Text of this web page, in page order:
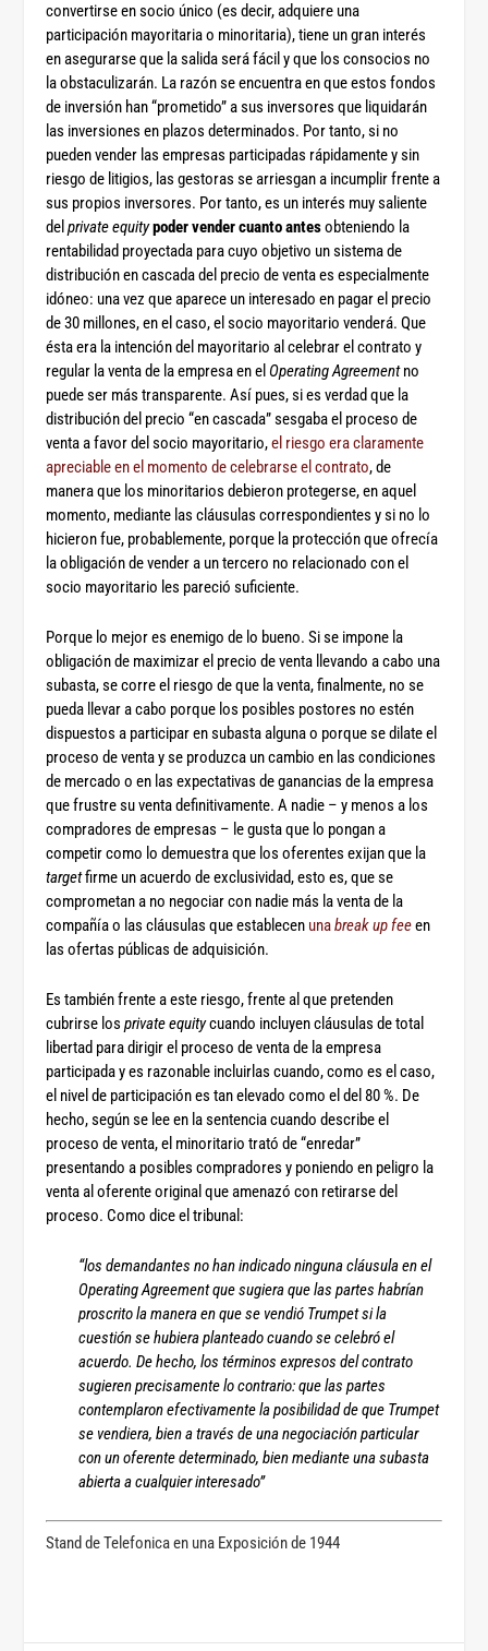
convertirse en socio único (es decir, adquiere una
participación mayoritaria o minoritaria), tiene un gran interés
en asegurarse que la salida será fácil y que los consocios no
la obstaculizarán. La razón se encuentra en que estos fondos
de inversión han “prometido” a sus inversores que liquidarán
las inversiones en plazos determinados. Por tanto, si no
pueden vender las empresas participadas rápidamente y sin
riesgo de litigios, las gestoras se arriesgan a incumplir frente a
sus propios inversores. Por tanto, es un interés muy saliente
delprivate equitypoder vender cuanto antesobteniendo la
rentabilidad proyectada para cuyo objetivo un sistema de
distribución en cascada del precio de venta es especialmente
idóneo: una vez que aparece un interesado en pagar el precio
de 30 millones, en el caso, el socio mayoritario venderá. Que
ésta era la intención del mayoritario al celebrar el contrato y
regular la venta de la empresa en elOperating Agreementno
puede ser más transparente. Así pues, si es verdad que la
distribución del precio “en cascada” sesgaba el proceso de
venta a favor del socio mayoritario,el riesgo era claramente
apreciable en el momento de celebrarse el contrato, de
manera que los minoritarios debieron protegerse, en aquel
momento, mediante las cláusulas correspondientes y si no lo
hicieron fue, probablemente, porque la protección que ofrecía
la obligación de vender a un tercero no relacionado con el
socio mayoritario les pareció suficiente.
Porque lo mejor es enemigo de lo bueno. Si se impone la
obligación de maximizar el precio de venta llevando a cabo una
subasta, se corre el riesgo de que la venta, finalmente, no se
pueda llevar a cabo porque los posibles postores no estén
dispuestos a participar en subasta alguna o porque se dilate el
proceso de venta y se produzca un cambio en las condiciones
de mercado o en las expectativas de ganancias de la empresa
que frustre su venta definitivamente. A nadie – y menos a los
compradores de empresas – le gusta que lo pongan a
targetfirme un acuerdo de exclusividad, esto es, que se
comprometan a no negociar con nadie más la venta de la
compañía o las cláusulas que establecen unabreak up feeen
las ofertas públicas de adquisición.
Es también frente a este riesgo, frente al que pretenden
cubrirse losprivate equitycuando incluyen cláusulas de total
libertad para dirigir el proceso de venta de la empresa
participada y es razonable incluirlas cuando, como es el caso,
el nivel de participación es tan elevado como el del 80 %. De
hecho, según se lee en la sentencia cuando describe el
proceso de venta, el minoritario trató de “enredar”
presentando a posibles compradores y poniendo en peligro la
venta al oferente original que amenazó con retirarse del
proceso. Como dice el tribunal:
“los demandantes no han indicado ninguna cláusula en el
Operating Agreement que sugiera que las partes habrían
proscrito la manera en que se vendió Trumpet si la
cuestión se hubiera planteado cuando se celebró el
acuerdo. De hecho, los términos expresos del contrato
sugieren precisamente lo contrario: que las partes
contemplaron efectivamente la posibilidad de que Trumpet
se vendiera, bien a través de una negociación particular
con un oferente determinado, bien mediante una subasta
abierta a cualquier interesado”
Stand de Telefonica en una Exposición de 1944